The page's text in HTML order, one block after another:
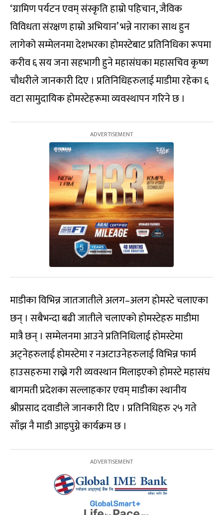
‘ग्रामिण पर्यटन एवम् संस्कृति हाम्रो पहिचान, जैविक
विविधता संरक्षण हाम्रो अभियान’ भन्ने नाराका साथ हुन
लागेको सम्मेलनमा देशभरका होमस्टेबाट प्रतिनिधिका रूपमा
करीव ६ सय जना सहभागी हुने महासंघका महासचिव कृष्ण
चौधरीले जानकारी दिए । प्रतिनिधिहरुलाई माडीमा रहेका ६
वटा सामुदायिक होमस्टेहरूमा व्यवस्थापन गरिने छ ।
माडीका विभिन्न जातजातीले अलग–अलग होमस्टे चलाएका
छन् । सबैभन्दा बढी जातीले चलाएको होमस्टेहरु माडीमा
मात्रै छन् । सम्मेलनमा आउने प्रतिनिधिलाई होमस्टेमा
अट्नेहरुलाई होमस्टेमा र नअटाउनेहरुलाई विभिन्न फार्म
हाउसहरुमा राख्ने गरी व्यवस्थान मिलाइएको होमस्टे महासंघ
बागमती प्रदेशका सल्लाहकार एवम् माडीका स्थानीय
श्रीप्रसाद दवाडीले जानकारी दिए । प्रतिनिधिहरु २५ गते
साँझ नै माडी आइपुग्ने कार्यक्रम छ ।